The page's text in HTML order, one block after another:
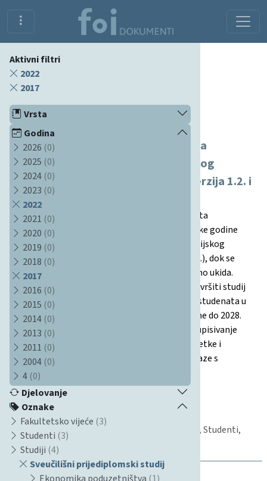
Aktivni filtri
2022
2017
Vrsta
Godina
2026 (0)
2025 (0)
2024 (0)
2023 (0)
2022
2021 (0)
2020 (0)
2019 (0)
2018 (0)
2017
2016 (0)
2015 (0)
2014 (0)
2013 (0)
2011 (0)
2004 (0)
4 (0)
Djelovanje
Oznake
Fakultetsko vijeće (3)
Studenti (3)
Studiji (4)
Sveučilišni prijediplomski studij
Odluka o početku izvođenja i uvjetima
završetka sveučilišnog preddiplomskog
studija Ekonomika poduzetništva (verzija 1.2. i
1.1.)
Dokument je odluka Fakultetskog vijeća Fakulteta
organizacije i informatike kojom se od akademske godine
2023./2024. započinje izvođenje revidiranog studijskog
programa Ekonomika poduzetništva (verzija 1.2.), dok se
izvođenje starog programa (verzija 1.1.) postupno ukida.
Definirani su uvjeti pod kojima studenti mogu završiti studij
po starom programu, prijelazni rokovi i obveze studenata u
prelasku na novi program kroz akademske godine do 2028.
godine. Odluka detaljno regulira kako nastava i upisivanje
obveza prelaze na revidirani program, kao i izuzetke i
posebne situacije za studente koji ostaju ili prelaze s
izumirućeg na novi studijski program.
20.10.2022
Odluka
Studentski standard
Ekonomika poduzetništva, Fakultetsko vijeće, Studenti,
Sveučilišni prijediplomski studij, Studiji